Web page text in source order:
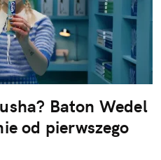
Baton Wedel
od pierwszego